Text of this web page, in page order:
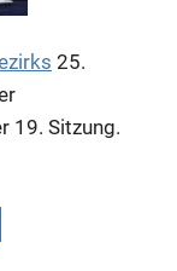
25.
19. Sitzung.